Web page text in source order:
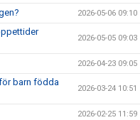
2026-05-06 09:10
2026-05-05 09:03
2026-04-23 09:05
barn födda
2026-03-24 10:51
2026-02-25 11:59